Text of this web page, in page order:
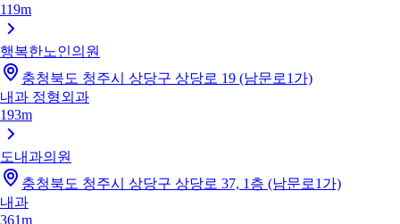
119m
행복한노인의원
충청북도 청주시 상당구 상당로 19 (남문로1가)
내과 정형외과
193m
도내과의원
충청북도 청주시 상당구 상당로 37, 1층 (남문로1가)
내과
361m